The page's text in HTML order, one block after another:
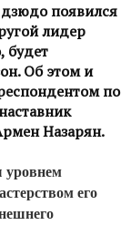
появился
лидер
будет
Об этом и
по
Назарян.
его